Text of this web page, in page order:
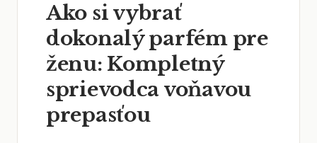
Ako si vybrať
dokonalý parfém pre
ženu: Kompletný
sprievodca voňavou
prepasťou